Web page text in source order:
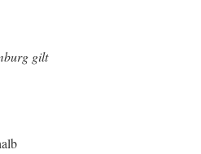
gilt